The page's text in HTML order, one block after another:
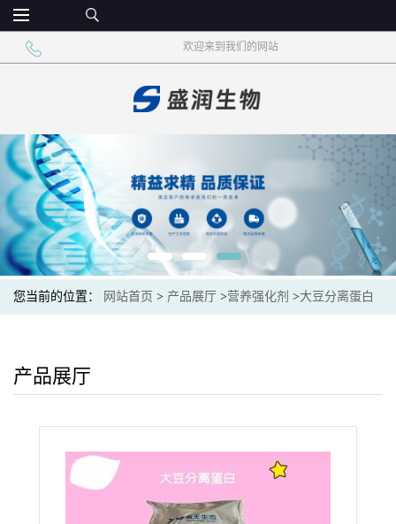
欢迎来到我们的网站
您当前的位置： 网站首页 > 产品展厅 >营养强化剂 >大豆分离蛋白
产品展厅